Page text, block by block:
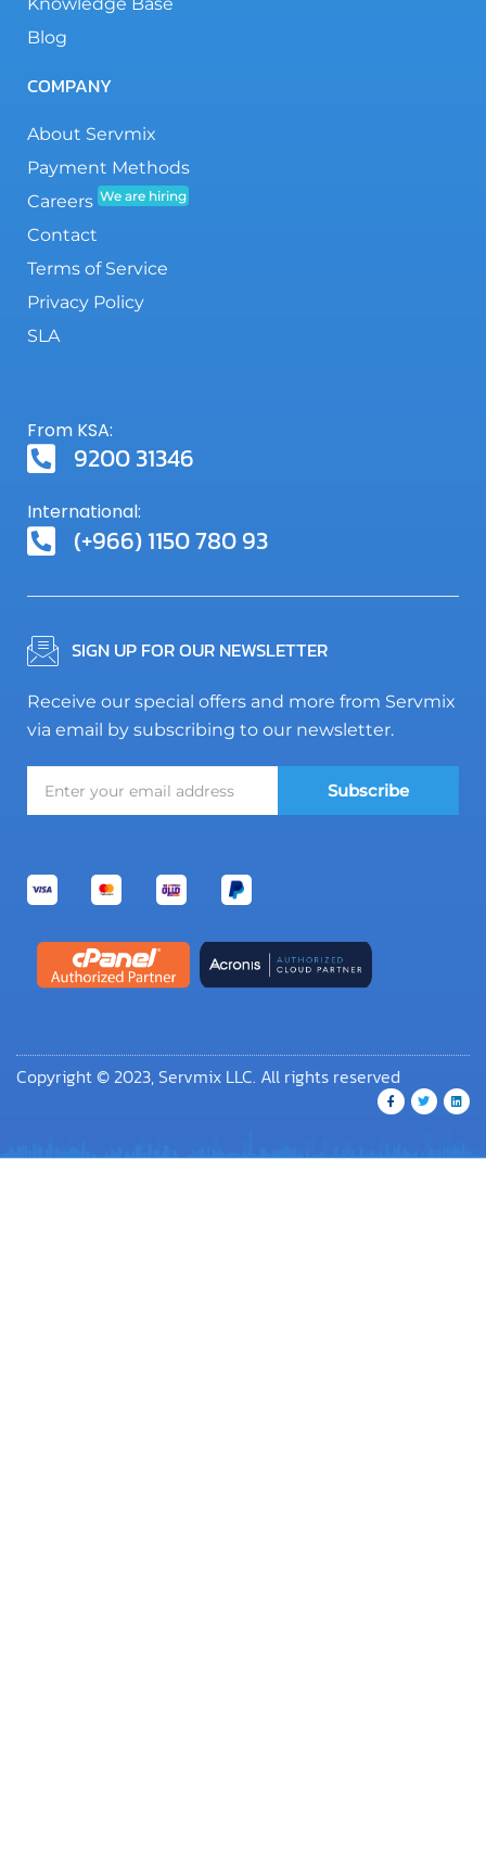
Blog
COMPANY
About Servmix
Payment Methods
Careers We are hiring
Contact
Terms of Service
Privacy Policy
SLA
From KSA:
9200 31346
International:
(+966) 1150 780 93
SIGN UP FOR OUR NEWSLETTER
Receive our special offers and more from Servmix
via email by subscribing to our newsletter.
Subscribe
Copyright © 2023, Servmix LLC. All rights reserved